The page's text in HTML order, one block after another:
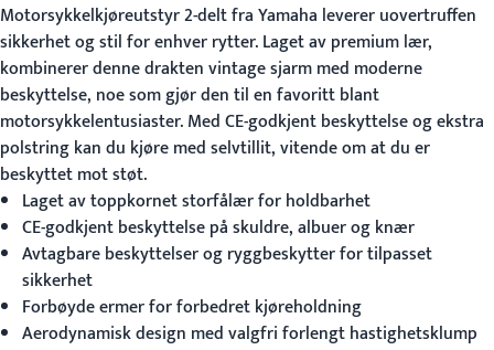
Motorsykkelkjøreutstyr 2-deltfra Yamaha leverer uovertruffen
sikkerhet og stil for enhver rytter. Laget av premium lær,
kombinerer denne drakten vintage sjarm med moderne
beskyttelse, noe som gjør den til en favoritt blant
motorsykkelentusiaster. Med CE-godkjent beskyttelse og ekstra
polstring kan du kjøre med selvtillit, vitende om at du er
beskyttet mot støt.
Laget av toppkornet storfålær for holdbarhet
CE-godkjent beskyttelse på skuldre, albuer og knær
Avtagbare beskyttelser og ryggbeskytter for tilpasset
sikkerhet
Forbøyde ermer for forbedret kjøreholdning
Aerodynamisk design med valgfri forlengt hastighetsklump